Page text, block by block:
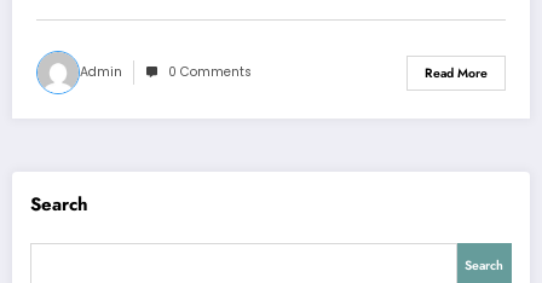
Admin 0 Comments Read More
Search
Search